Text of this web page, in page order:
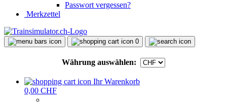
Passwort vergessen?
Merkzettel
0
Währung auswählen:
Ihr Warenkorb
0,00 CHF